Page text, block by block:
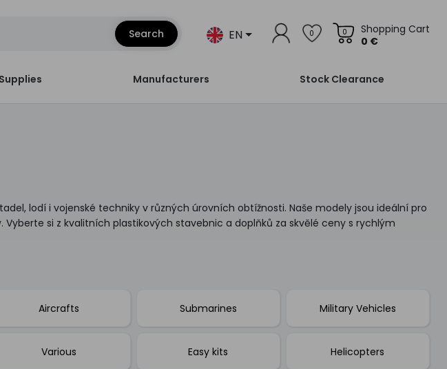
Search EN 0
Shopping Cart
0 €
0
Manufacturers Stock Clearance
lodí i vojenské techniky v různých úrovních obtížnosti. Naše modely jsou ideální pro
si z kvalitních plastikových stavebnic a doplňků za skvělé ceny s rychlým
Aircrafts Submarines Military Vehicles
Various Easy kits Helicopters